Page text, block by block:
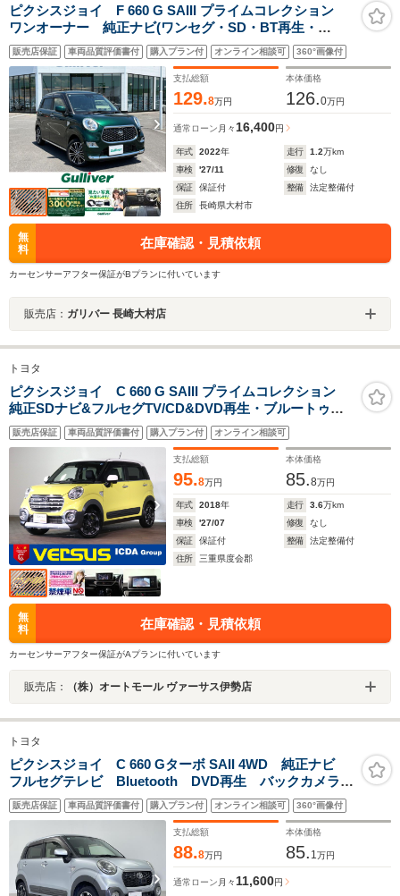
ピクシスジョイ F 660 G SAIII プライムコレクション
ワンオーナー 純正ナビ(ワンセグ・SD・BT再生・
FMAM)バックカメラ ETC コムテック前後ドライブレ
コーダー スマートアシストIII オートライト LEDヘッ
ドライト ハーフレザーシート
販売店保証 車両品質評価書付 購入プラン付 オンライン相談可 360°画像付
支払総額
129.8万円
本体価格
126.0万円
通常ローン 月々 16,400円
年式 2022年 走行 1.2万km
車検
'27/11 修復
なし
保証
保証付 整備
法定整備付
住所
長崎県大村市
無
料
在庫確認・見積依頼
カーセンサーアフター保証がBプランに付いています
販売店： ガリバー 長崎大村店
トヨタ
ピクシスジョイ C 660 G SAIII プライムコレクション
純正SDナビ&フルセグTV/CD&DVD再生・ブルートゥー
ス対応/バックカメラ/ETC/ドライブレコーダー/インテリ
キー/LEDオートライト/半革シート&ヒーター/スマートア
シストIII/プライバシーガラス/純正アルミ/禁煙車
販売店保証 車両品質評価書付 購入プラン付 オンライン相談可
支払総額
95.8万円
本体価格
85.8万円
年式 2018年 走行 3.6万km
車検
'27/07 修復
なし
保証
保証付 整備
法定整備付
住所
三重県度会郡
無
料
在庫確認・見積依頼
カーセンサーアフター保証がAプランに付いています
販売店： （株）オートモール ヴァーサス伊勢店
トヨタ
ピクシスジョイ C 660 Gターボ SAII 4WD 純正ナビ
フルセグテレビ Bluetooth DVD再生 バックカメラ
前後ドライブレコーダー ETC ステアリングスイッ
チ シートヒーター 純正AW15インチ 純正フロアマッ
ト スマートキー LED
販売店保証 車両品質評価書付 購入プラン付 オンライン相談可 360°画像付
支払総額
88.8万円
本体価格
85. 1万円
通常ローン 月々11,600円